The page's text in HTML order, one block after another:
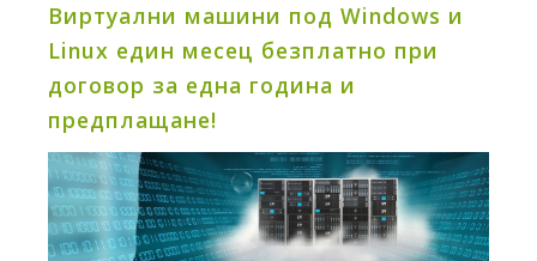
Виртуални машини под Windows и
Linux един месец безплатно при
договор за една година и
предплащане!